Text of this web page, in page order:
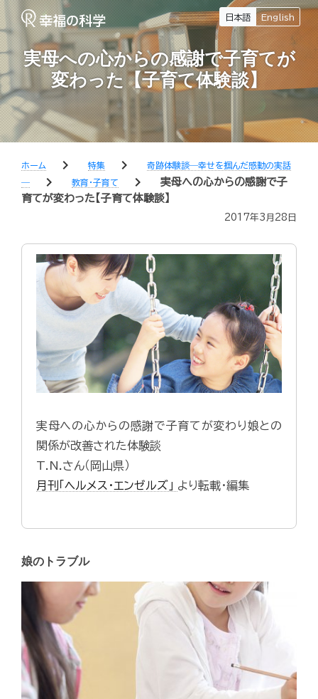
日本語 English
実母への心からの感謝で子育てが
変わった【子育て体験談】
ホーム chevron_right 特集 chevron_right
奇跡体験談―幸せを掴んだ感動の実話
―
chevron_right 教育・子育て chevron_right
実母への心からの感謝で子
育てが変わった【子育て体験談】
2017年3月28日
実母への心からの感謝で子育てが変わり娘との
関係が改善された体験談
T.N.さん（岡山県）
月刊「ヘルメス・エンゼルズ」 より転載・編集
娘のトラブル